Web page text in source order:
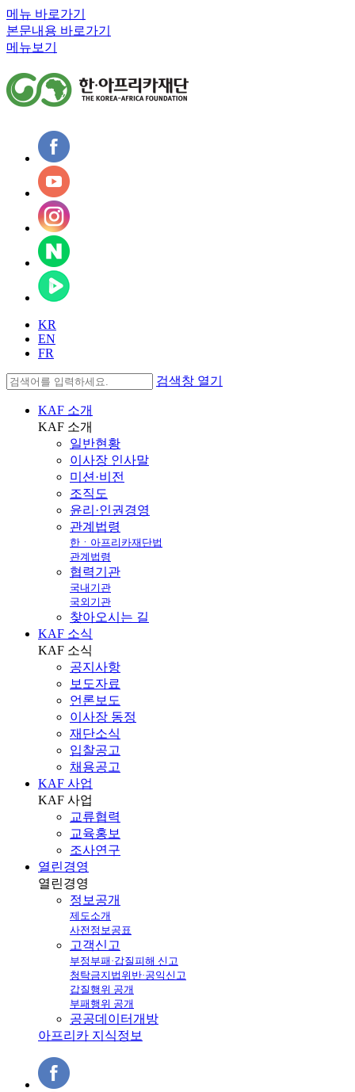
메뉴 바로가기
본문내용 바로가기
메뉴보기
KR
EN
FR
검색창 열기
KAF 소개
KAF 소개
일반현황
이사장 인사말
미션·비전
조직도
윤리·인권경영
관계법령
한ㆍ아프리카재단법
관계법령
협력기관
국내기관
국외기관
찾아오시는 길
KAF 소식
KAF 소식
공지사항
보도자료
언론보도
이사장 동정
재단소식
입찰공고
채용공고
KAF 사업
KAF 사업
교류협력
교육홍보
조사연구
열린경영
열린경영
정보공개
제도소개
사전정보공표
고객신고
부정부패·갑질피해 신고
청탁금지법위반·공익신고
갑질행위 공개
부패행위 공개
공공데이터개방
아프리카 지식정보